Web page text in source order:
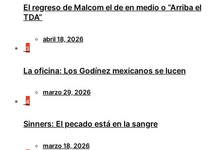
El regreso de Malcom el de en medio o “Arriba el
TDA”
abril 18, 2026
3
La oficina: Los Godínez mexicanos se lucen
marzo 29, 2026
4
Sinners: El pecado está en la sangre
marzo 18, 2026